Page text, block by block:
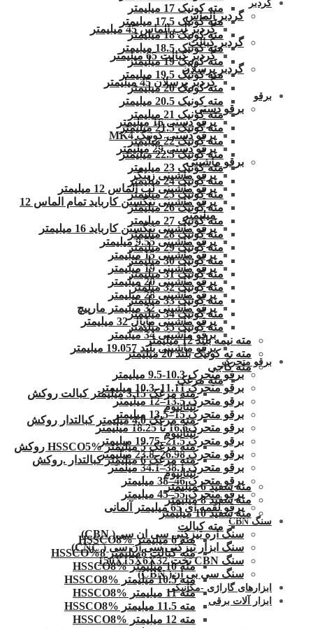
گردبر
گردبر الماس
گردبر لب الماس 45 میلیمتر
گردبر کبالت
گردبر کبالت 65 میلیمتر
گردبر پرسلان
گردبر پرسلان 45 میلیمتر
برقو
برقو دستی
برقو دستی 16 میلیمتر
برقو دستی کونیک MK4
برقو دستی 29 میلیمتر
برقو ماشینی
برقو ماشینی زینگر
برقو ماشینی لب الماس 12 میلیمتر
برقو ماشینی تنگستن کارباید تمام الماس 12
میلیمتر
برقو ماشینی تنگستن کارباید 16 میلیمتر
برقو ماشینی 9.55 میلیمتر
برقو ماشینی 15 میلیمتر
برقو ماشینی 19 میلیمتر
برقو ماشینی 20 میلیمتر
برقو ماشینی 28 میلیمتر
برقو ماشینی 32 میلیمتر مارپیچ
برقو ماشینی ماپال 32 میلیمتر
برقو ماشینی 34 میلیمتر
برقو ماشینی بلند 19.057 میلیمتر
برقو متحرک
برقو متحرک 10.3-9.5 میلیمتر
برقو متحرک 11.11–10.3 میلیمتر
برقو متحرک 13.5–12 میلیمتر
برقو متحرک 15–13.5 میلیمتر
برقو متحرک16.6 تا 18.25 میلیمتر
برقو متحرک 21.5–19.75 میلیمتر
برقو متحرک 26.98–23.8 میلیمتر
برقو متحرک 38.1–34.1 میلمتر
برقو متحرک 46–38 میلیمتر
برقو متحرک 55–45 میلیمتر
برقو لقمه ای 65 میلیمتر آلمانی
سنگ CBN
سنگ اره تیزکنی سی ان سی( CBN)
سنگ ابزار تیزکنی سی ان سی ( CNC)
سنگ CBN تخت 150X15X6X32
سنگ سی بی ان( CBN)
ابزارهای گاراژی -مکانیکی
ابزار آلات برقی
مته کونیک 17 میلیمتر
مته کونیک 17.5 میلیمتر
مته کونیک 18 میلیمتر
مته کونیک 18.5 میلیمتر
مته کونیک 19 میلیمتر
مته کونیک 19.5 میلیمتر
مته کونیک 20 میلیمتر
مته کونیک 20.5 میلیمتر
مته کونیک 21 میلیمتر
مته کونیک 21.5 میلیمتر
مته کونیک 22 میلیمتر
مته کونیک 22.5 میلیمتر
مته کونیک 23 میلیمتر
مته کونیک 24 میلیمتر
مته کونیک 25 میلیمتر
مته کونیک 26 میلیمتر
مته کونیک 27 میلیمتر
مته کونیک 28 میلیمتر
مته کونیک 29 میلیمتر
مته کونیک 30 میلیمتر
مته کونیک 31 میلیمتر
مته کونیک 32 میلمتر
مته کونیک 33 میلیمتر
مته کونیک 34 میلیمتر
مته کونیک 35 میلیمتر
مته نیمه بلند 12 میلیمتر
مته ته کونیک بلند 20 میلیمتر
مته کاجی
مته مرغک
مته مرغک 3.15 میلیمتر کبالت روکش
تیتانیوم
مته مرغک 4.0 میلیمتر کبالتدار روکش
تیتانیوم
مته مرغک 5 میلیمتر HSSCO5% روکش
مته مرغک 6 میلیمتر کبالتدار .روکش
تیتانیوم
مته سفید 6 میلیمتر
مته سفید 8 میلیمتر
مته سفید 10 میلیمتر
مته کبالت
مته 6 میلیمتر HSSCO8%
مته کبالت 8میلیمتر 8%HSSCO
مته 10 میلیمتر HSSCO8%
مته 10.5 میلیمتر HSSCO8%
مته 11 میلیمتر HSSCO8%
مته 11.5 میلیمتر HSSCO8%
مته 12 میلیمتر HSSCO8%